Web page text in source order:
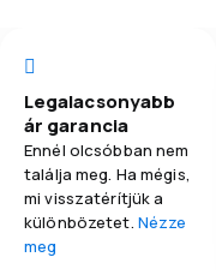
Legalacsonyabb
ár garancia
Ennél olcsóbban nem
találja meg. Ha mégis,
mi visszatérítjük a
különbözetet. Nézze
meg